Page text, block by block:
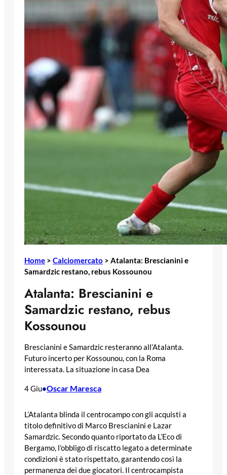
Home > Calciomercato > Atalanta: Brescianini e
Samardzic restano, rebus Kossounou
Atalanta: Brescianini e
Samardzic restano, rebus
Kossounou
Brescianini e Samardzic resteranno all’Atalanta.
Futuro incerto per Kossounou, con la Roma
interessata. La situazione in casa Dea
4 Giu•Oscar Maresca
L’Atalanta blinda il centrocampo con gli acquisti a
titolo definitivo di Marco Brescianini e Lazar
Samardzic. Secondo quanto riportato da L’Eco di
Bergamo, l’obbligo di riscatto legato a determinate
condizioni è stato rispettato, garantendo così la
permanenza dei due giocatori. Il centrocampista